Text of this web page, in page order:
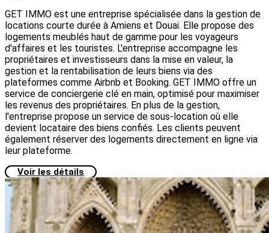
GET IMMO est une entreprise spécialisée dans la gestion de
locations courte durée à Amiens et Douai. Elle propose des
logements meublés haut de gamme pour les voyageurs
d'affaires et les touristes. L'entreprise accompagne les
propriétaires et investisseurs dans la mise en valeur, la
gestion et la rentabilisation de leurs biens via des
plateformes comme Airbnb et Booking. GET IMMO offre un
service de conciergerie clé en main, optimisé pour maximiser
les revenus des propriétaires. En plus de la gestion,
l'entreprise propose un service de sous-location où elle
devient locataire des biens confiés. Les clients peuvent
également réserver des logements directement en ligne via
leur plateforme.
Voir les détails